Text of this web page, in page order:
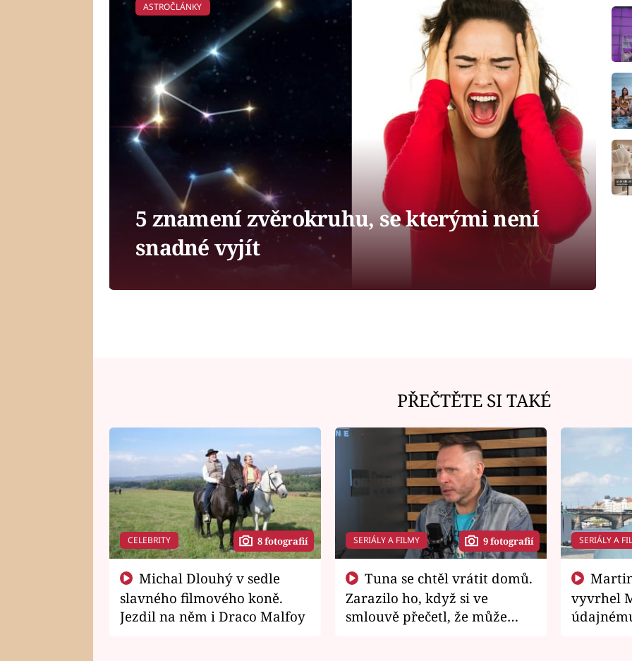
ASTROČLÁNKY
5 znamení zvěrokruhu, se kterými není
snadné vyjít
PŘEČTĚTE SI TAKÉ
CELEBRITY 8 fotografií
slavného filmového koně.
Jezdil na něm i Draco Malfoy
SERIÁLY A FILMY 9 fotografií
Zarazilo ho, když si ve
smlouvě přečetl, že může
SERIÁLY A
vyvrhel